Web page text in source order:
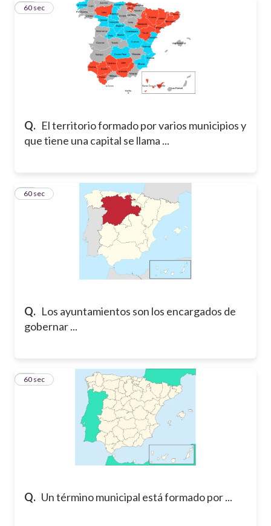
Q. El territorio formado por varios municipios y
que tiene una capital se llama ...
11
60 sec
Q. Los ayuntamientos son los encargados de
gobernar ...
12
60 sec
Q. Un término municipal está formado por ...
13
60 sec